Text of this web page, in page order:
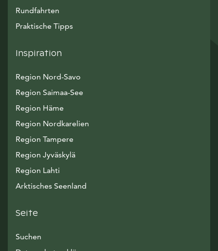
Rundfahrten
Praktische Tipps
Inspiration
Region Nord-Savo
Region Saimaa-See
Region Häme
Region Nordkarelien
Region Tampere
Region Jyväskylä
Region Lahti
Arktisches Seenland
Seite
Suchen